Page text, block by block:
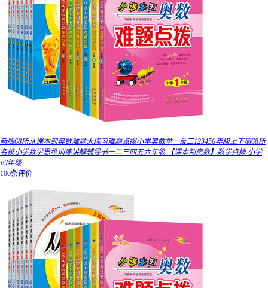
新版68所从课本到奥数难题大练习难题点拨小学奥数举一反三123456年级上下册68所
名校小学数学思维训练讲解辅导书一二三四五六年级 【课本到奥数】数学点拨 小学
四年级
100条评价